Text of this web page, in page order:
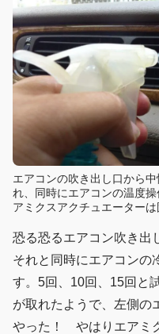
エアコンの吹き出し口から
れ、同時にエアコンの温度
アミクスアクチュエーター
恐る恐るエアコン吹き出
それと同時にエアコンの
す。5回、10回、15回と
が取れたようで、左側の
やった！ やはりエアミ